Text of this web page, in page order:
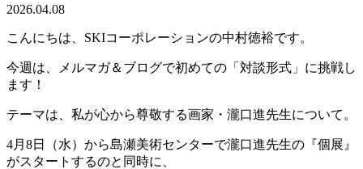
2026.04.08
こんにちは、SKIコーポレーションの中村徳裕です。
今週は、メルマガ＆ブログで初めての「対談形式」に挑戦し
ます！
テーマは、私が心から尊敬する画家・瀧口進先生について。
4月8日（水）から島瀬美術センターで瀧口進先生の『個展』
がスタートするのと同時に、